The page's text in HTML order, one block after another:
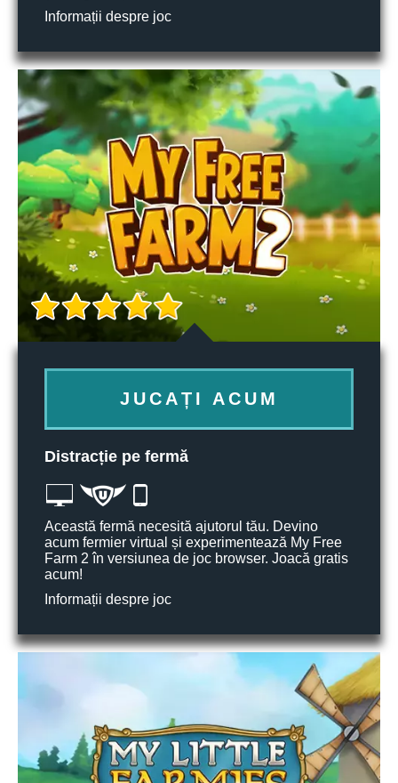
Informații despre joc
JUCAȚI ACUM
Distracție pe fermă
Această fermă necesită ajutorul tău. Devino
acum fermier virtual și experimentează My Free
Farm 2 în versiunea de joc browser. Joacă gratis
acum!
Informații despre joc